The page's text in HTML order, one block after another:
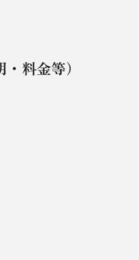
料金等）